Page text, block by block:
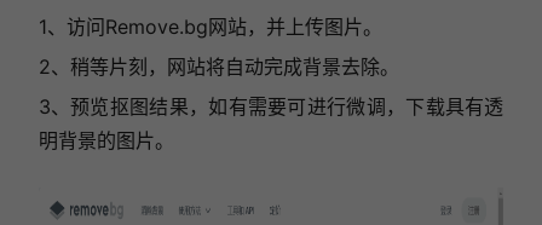
1、访问Remove.bg网站，并上传图片。
2、稍等片刻，网站将自动完成背景去除。
3、预览抠图结果，如有需要可进行微调，下载具有透
明背景的图片。